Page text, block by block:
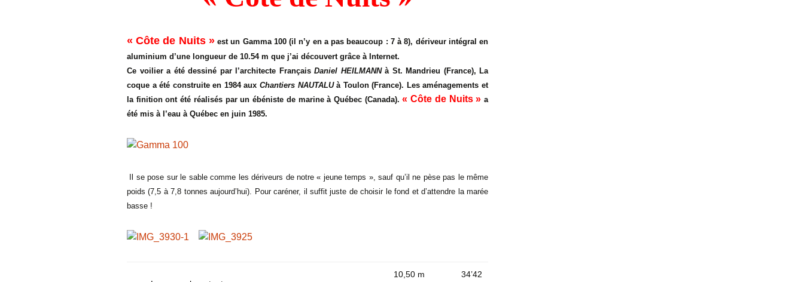
Descriptif de Côte de
Galerie photo \ »Côte de
Nuits\ »
Horaires des Marées à
Trébeurden
2014
2014
Newsletter 9 – Oct 2015
Newsletter 10 – Déc
2019
« Côte de Nuits » est un Gamma 100 (il n’y en a pas beaucoup : 7 à 8), dériveur intégral en
aluminium d’une longueur de 10.54 m que j’ai découvert grâce à Internet.
Ce voilier a été dessiné par l’architecte Français Daniel HEILMANN à St. Mandrieu (France), La
coque a été construite en 1984 aux Chantiers NAUTALUà Toulon (France). Les aménagements et
la finition ont été réalisés par un ébéniste de marine à Québec (Canada). « Côte de Nuits » a
été mis à l’eau à Québec en juin 1985.
Il se pose sur le sable comme les dériveurs de notre « jeune temps », sauf qu’il ne pèse pas le même
poids (7,5 à 7,8 tonnes aujourd’hui). Pour caréner, il suffit juste de choisir le fond et d’attendre la marée
basse !
10,50 m
34’42